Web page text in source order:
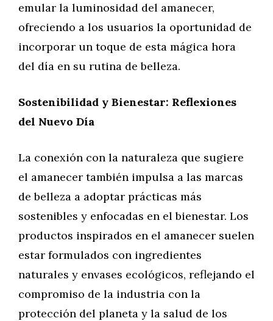
emular la luminosidad del amanecer,
ofreciendo a los usuarios la oportunidad de
incorporar un toque de esta mágica hora
del día en su rutina de belleza.
Sostenibilidad y Bienestar: Reflexiones
del Nuevo Día
La conexión con la naturaleza que sugiere
el amanecer también impulsa a las marcas
de belleza a adoptar prácticas más
sostenibles y enfocadas en el bienestar. Los
productos inspirados en el amanecer suelen
estar formulados con ingredientes
naturales y envases ecológicos, reflejando el
compromiso de la industria con la
protección del planeta y la salud de los